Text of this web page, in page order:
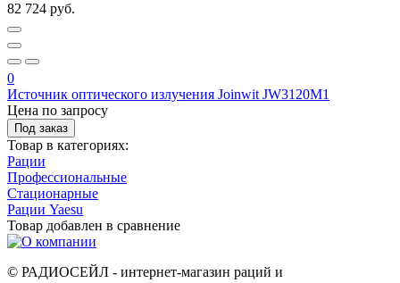
82 724 руб.
0
Источник оптического излучения Joinwit JW3120M1
Цена по запросу
Под заказ
Товар в категориях:
Рации
Профессиональные
Стационарные
Рации Yaesu
Товар добавлен в сравнение
© РАДИОСЕЙЛ - интернет-магазин раций и